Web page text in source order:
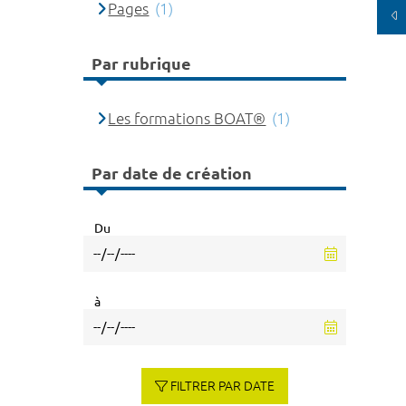
Pages (1)
Par rubrique
Les formations BOAT® (1)
Par date de création
Du
à
FILTRER PAR DATE